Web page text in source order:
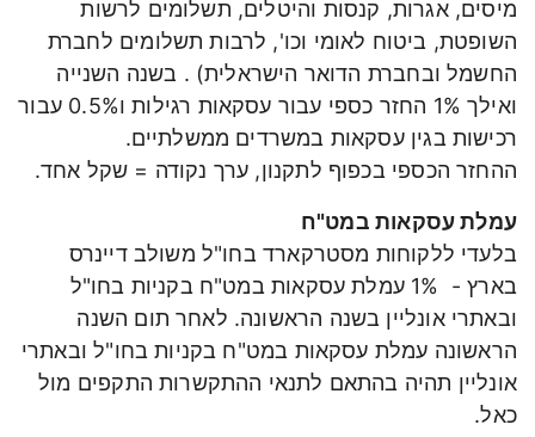
מיסים, אגרות, קנסות והיטלים, תשלומים לרשות
השופטת, ביטוח לאומי וכו', לרבות תשלומים לחברת
החשמל ובחברת הדואר הישראלית) . בשנה השנייה
ואילך 1% החזר כספי עבור עסקאות רגילות ו0.5% עבור
רכישות בגין עסקאות במשרדים ממשלתיים.
ההחזר הכספי בכפוף לתקנון, ערך נקודה = שקל אחד.
עמלת עסקאות במט"ח
בלעדי ללקוחות מסטרקארד בחו"ל משולב דיינרס
בארץ - 1% עמלת עסקאות במט"ח בקניות בחו"ל
ובאתרי אונליין בשנה הראשונה. לאחר תום השנה
הראשונה עמלת עסקאות במט"ח בקניות בחו"ל ובאתרי
אונליין תהיה בהתאם לתנאי ההתקשרות התקפים מול
כאל.